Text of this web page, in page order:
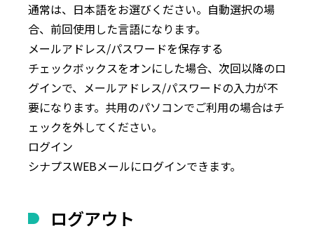
通常は、日本語をお選びください。自動選択の場
合、前回使用した言語になります。
メールアドレス/パスワードを保存する
チェックボックスをオンにした場合、次回以降のロ
グインで、メールアドレス/パスワードの入力が不
要になります。共用のパソコンでご利用の場合はチ
ェックを外してください。
ログイン
シナプスWEBメールにログインできます。
ログアウト